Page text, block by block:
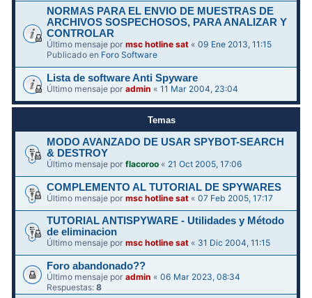
NORMAS PARA EL ENVIO DE MUESTRAS DE
ARCHIVOS SOSPECHOSOS, PARA ANALIZAR Y
CONTROLAR
Último mensaje pormsc hotline sat «09 Ene 2013, 11:15
Publicado en Foro Software
Lista de software Anti Spyware
Último mensaje poradmin «11 Mar 2004, 23:04
Temas
MODO AVANZADO DE USAR SPYBOT-SEARCH
& DESTROY
Último mensaje porflacoroo « 21 Oct 2005, 17:06
COMPLEMENTO AL TUTORIAL DE SPYWARES
Último mensaje pormsc hotline sat «07 Feb 2005, 17:17
TUTORIAL ANTISPYWARE - Utilidades y Método
de eliminacion
Último mensaje pormsc hotline sat « 31 Dic 2004, 11:15
Foro abandonado??
Último mensaje poradmin «06 Mar 2023, 08:34
Respuestas:8